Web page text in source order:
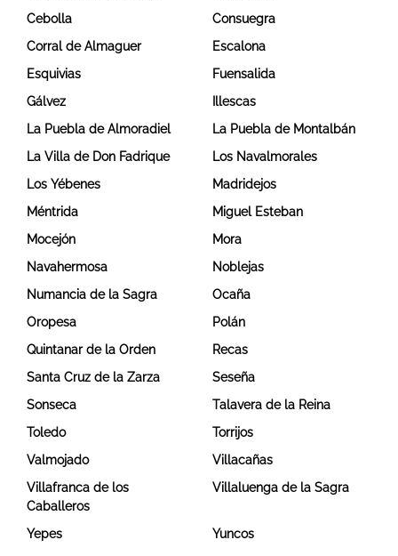
Cebolla
Consuegra
Corral de Almaguer
Escalona
Esquivias
Fuensalida
Gálvez
Illescas
La Puebla de Almoradiel
La Puebla de Montalbán
La Villa de Don Fadrique
Los Navalmorales
Los Yébenes
Madridejos
Méntrida
Miguel Esteban
Mocejón
Mora
Navahermosa
Noblejas
Numancia de la Sagra
Ocaña
Oropesa
Polán
Quintanar de la Orden
Recas
Santa Cruz de la Zarza
Seseña
Sonseca
Talavera de la Reina
Toledo
Torrijos
Valmojado
Villacañas
Villafranca de los
Caballeros
Villaluenga de la Sagra
Yepes Yuncos